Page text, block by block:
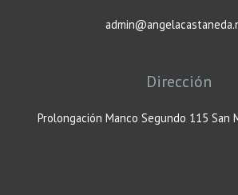
Dirección
Prolongación Manco Segundo 115 San